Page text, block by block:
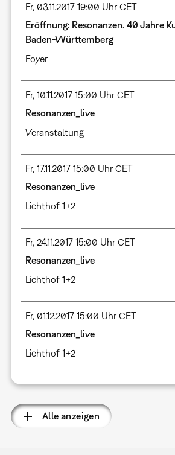
Fr, 03.11.2017 19:00 Uhr CET
Eröffnung: Resonanzen. 40 Jahre
Baden-Württemberg
Foyer
Fr, 10.11.2017 15:00 Uhr CET
Resonanzen_live
Veranstaltung
Fr, 17.11.2017 15:00 Uhr CET
Resonanzen_live
Lichthof 1+2
Fr, 24.11.2017 15:00 Uhr CET
Resonanzen_live
Lichthof 1+2
Fr, 01.12.2017 15:00 Uhr CET
Resonanzen_live
Lichthof 1+2
Alle anzeigen